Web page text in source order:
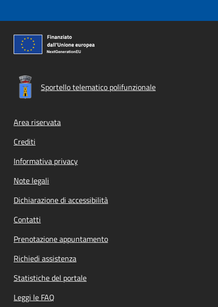
Sportello telematico polifunzionale
Footer menu
Area riservata
Crediti
Informativa privacy
Note legali
Dichiarazione di accessibilità
Contatti
Prenotazione appuntamento
Richiedi assistenza
Statistiche del portale
Leggi le FAQ